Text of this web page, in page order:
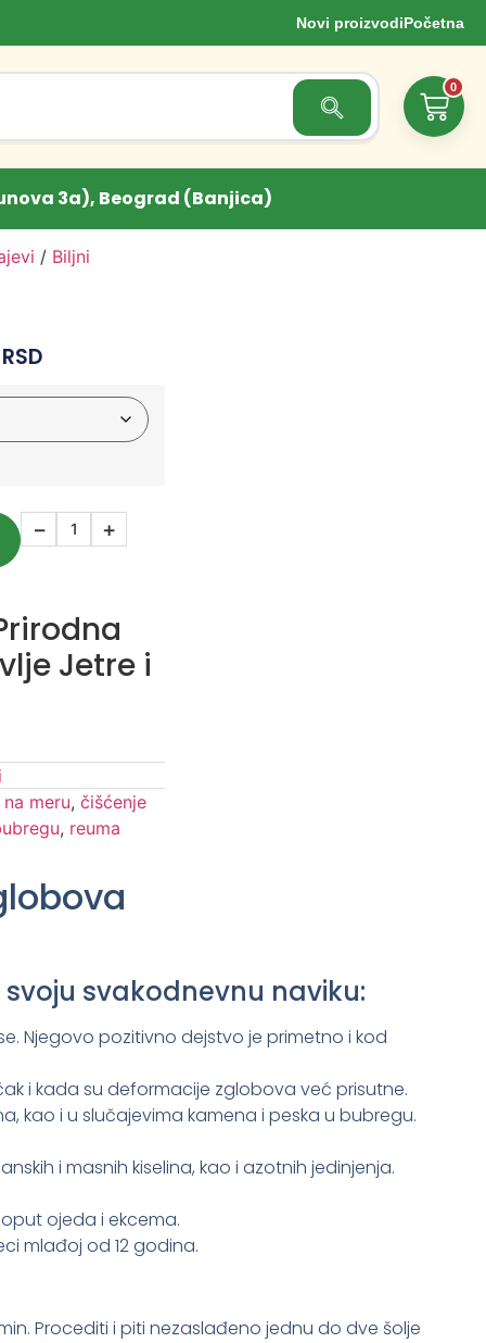
Novi proizvodiPočetna
Search Button
0
3a), Beograd (Banjica)
/ Biljni
RSD
− +
Jetre i
meru, čišćenje
, reuma
svakodnevnu naviku:
Njegovo pozitivno dejstvo je primetno i kod
i kada su deformacije zglobova već prisutne.
kao i u slučajevima kamena i peska u bubregu.
i masnih kiselina, kao i azotnih jedinjenja.
ojeda i ekcema.
mlađoj od 12 godina.
Procediti i piti nezaslađeno jednu do dve šolje